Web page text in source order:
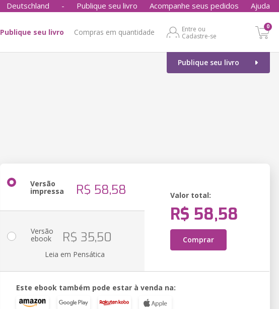
Deutschland - Publique seu livro Acompanhe seus pedidos Ajuda
Publique seu livro Compras em quantidade
Entre ou
Cadastre-se
0
Publique seu livro
Versão
impressa R$ 58,58 Valor total:
R$ 58,58
Comprar
Versão
ebook R$ 35,50
Leia em Pensática
Este ebook também pode estar à venda na: